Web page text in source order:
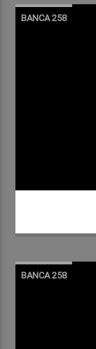
BANCA 258
BANCA 258